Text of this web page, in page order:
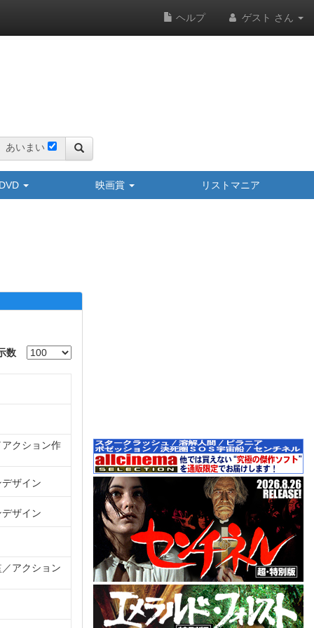
ヘルプ ゲスト さん
あいまい
映画賞 リストマニア
数
アクション作
ザイン
ザイン
アクション